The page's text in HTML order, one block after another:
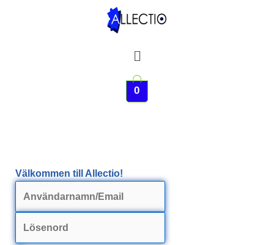
Meny
0
Välkommen till Allectio!